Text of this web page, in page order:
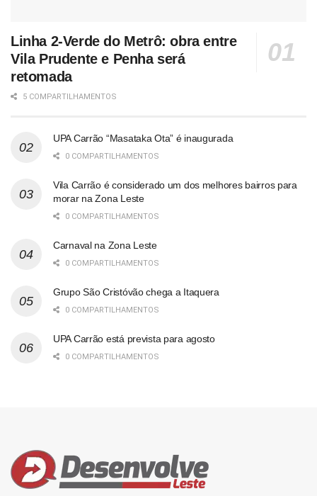
Linha 2-Verde do Metrô: obra entre
Vila Prudente e Penha será
retomada
5 COMPARTILHAMENTOS
UPA Carrão “Masataka Ota” é inaugurada
0 COMPARTILHAMENTOS
Vila Carrão é considerado um dos melhores bairros para
morar na Zona Leste
0 COMPARTILHAMENTOS
Carnaval na Zona Leste
0 COMPARTILHAMENTOS
Grupo São Cristóvão chega a Itaquera
0 COMPARTILHAMENTOS
UPA Carrão está prevista para agosto
0 COMPARTILHAMENTOS